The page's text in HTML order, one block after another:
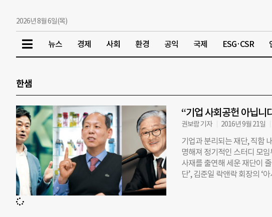
2026년 8월 6일(목)
뉴스 경제 사회 환경 공익 국제 ESG·CSR
한샘
“기업 사회공헌 아닙니
권보람 기자 2016년 9월 21일
기업과 분리되는 재단, 직함
명해져 정기적인 스터디 모
사재를 출연해 세운 재단이
단’, 김준일 락앤락 회장의 ‘